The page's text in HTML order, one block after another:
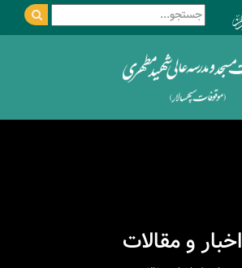
اخبار و مقالات